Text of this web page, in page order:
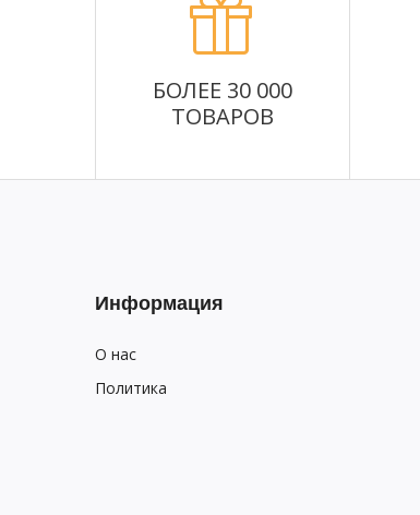
БОЛЕЕ 30 000
ТОВАРОВ
Информация
О нас
Политика